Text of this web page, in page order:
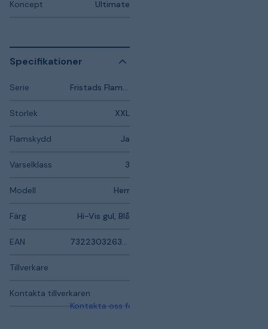
Koncept Ultimate
Specifikationer
Serie
Storlek XXL
Flamskydd Ja
Varselklass 3
Modell Herr
Färg Hi-Vis gul, Blå
EAN
Tillverkare
Kontakta tillverkaren
Kontakta oss för mer information